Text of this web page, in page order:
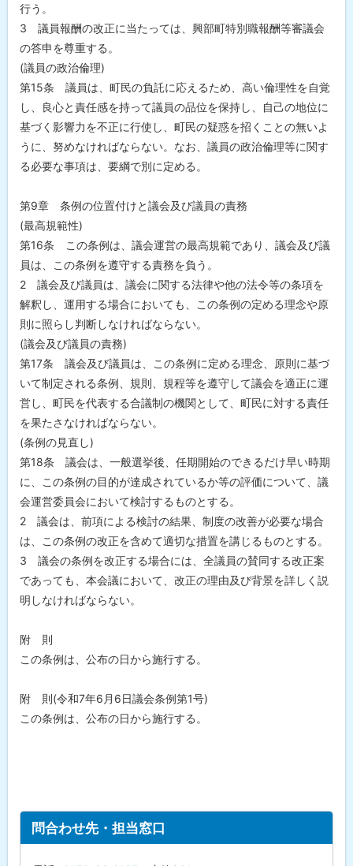
行う。
3 議員報酬の改正に当たっては、興部町特別職報酬等審議会
の答申を尊重する。
(議員の政治倫理)
第15条 議員は、町民の負託に応えるため、高い倫理性を自覚
し、良心と責任感を持って議員の品位を保持し、自己の地位に
基づく影響力を不正に行使し、町民の疑惑を招くことの無いよ
うに、努めなければならない。なお、議員の政治倫理等に関す
る必要な事項は、要綱で別に定める。
第9章 条例の位置付けと議会及び議員の責務
(最高規範性)
第16条 この条例は、議会運営の最高規範であり、議会及び議
員は、この条例を遵守する責務を負う。
2 議会及び議員は、議会に関する法律や他の法令等の条項を
解釈し、運用する場合においても、この条例の定める理念や原
則に照らし判断しなければならない。
(議会及び議員の責務)
第17条 議会及び議員は、この条例に定める理念、原則に基づ
いて制定される条例、規則、規程等を遵守して議会を適正に運
営し、町民を代表する合議制の機関として、町民に対する責任
を果たさなければならない。
(条例の見直し)
第18条 議会は、一般選挙後、任期開始のできるだけ早い時期
に、この条例の目的が達成されているか等の評価について、議
会運営委員会において検討するものとする。
2 議会は、前項による検討の結果、制度の改善が必要な場合
は、この条例の改正を含めて適切な措置を講じるものとする。
3 議会の条例を改正する場合には、全議員の賛同する改正案
であっても、本会議において、改正の理由及び背景を詳しく説
明しなければならない。
附 則
この条例は、公布の日から施行する。
附 則(令和7年6月6日議会条例第1号)
この条例は、公布の日から施行する。
問合わせ先・担当窓口